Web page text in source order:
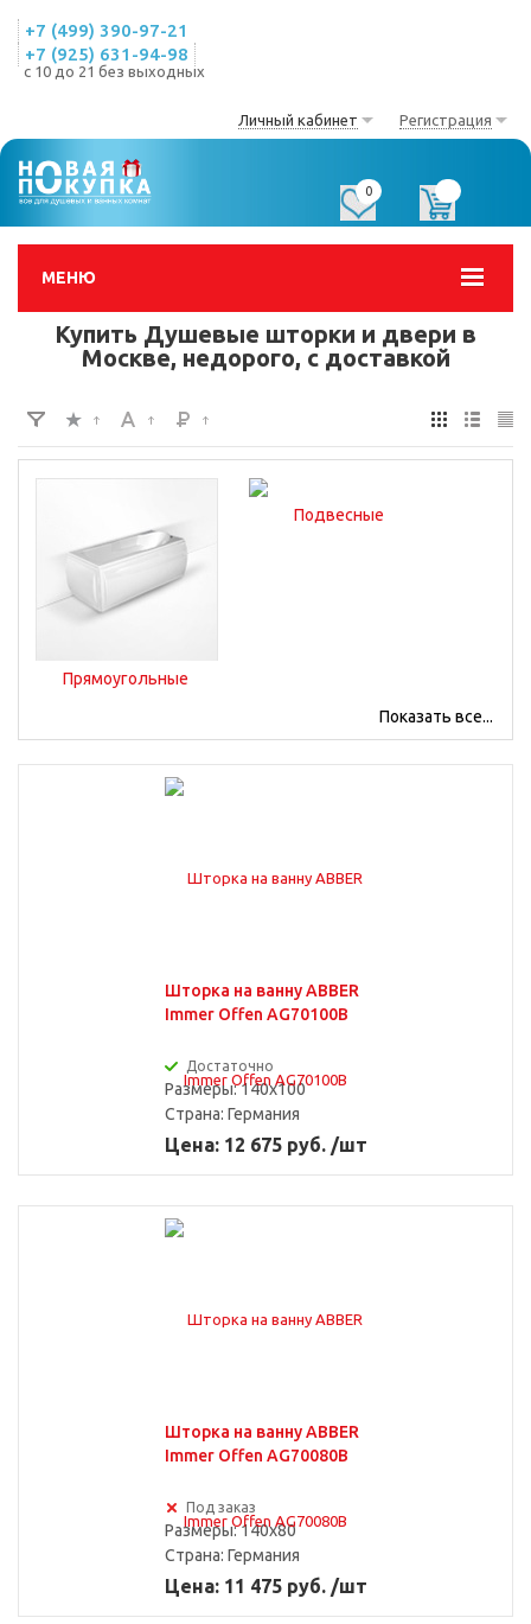
+7 (499) 390-97-21
+7 (925) 631-94-98
с 10 до 21 без выходных
Личный кабинет Регистрация
МЕНЮ
0
Купить Душевые шторки и двери в
Москве, недорого, с доставкой
Прямоугольные
Подвесные
Моноблоки
Кабины 80x80 см
Показать все...
Шторка на ванну ABBER
Immer Offen AG70100B
Достаточно
Размеры: 140х100
Страна: Германия
Цена: 12 675 руб. /шт
Шторка на ванну ABBER
Immer Offen AG70080B
Под заказ
Размеры: 140x80
Страна: Германия
Цена: 11 475 руб. /шт